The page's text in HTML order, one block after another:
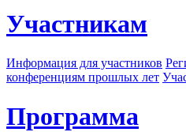
Участникам
Информация для участников
конференциям прошлых лет
Программа